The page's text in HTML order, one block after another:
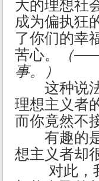
大的理想社
成为偏执狂
了你们的幸
苦心。
（
事。）
这种说法
理想主义者
而你竟然不
有趣的是
想主义者却
对此，我